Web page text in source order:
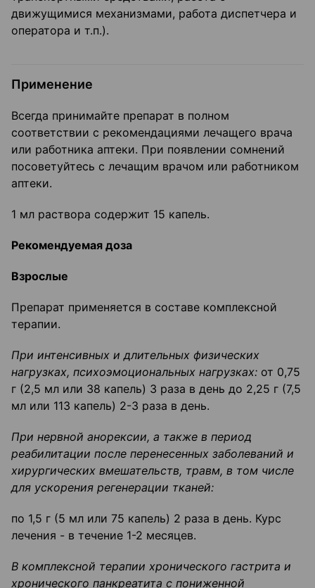
движущимися механизмами, работа диспетчера и
оператора и т.п.).
Применение
Всегда принимайте препарат в полном
соответствии с рекомендациями лечащего врача
или работника аптеки. При появлении сомнений
посоветуйтесь с лечащим врачом или работником
аптеки.
1 мл раствора содержит 15 капель.
Рекомендуемая доза
Взрослые
Препарат применяется в составе комплексной
терапии.
При интенсивных и длительных физических
нагрузках, психоэмоциональных нагрузках: от 0,75
г (2,5 мл или 38 капель) 3 раза в день до 2,25 г (7,5
мл или 113 капель) 2-3 раза в день.
При нервной анорексии, а также в период
реабилитации после перенесенных заболеваний и
хирургических вмешательств, травм, в том числе
для ускорения регенерации тканей:
по 1,5 г (5 мл или 75 капель) 2 раза в день. Курс
лечения - в течение 1-2 месяцев.
В комплексной терапии хронического гастрита и
хронического панкреатита с пониженной